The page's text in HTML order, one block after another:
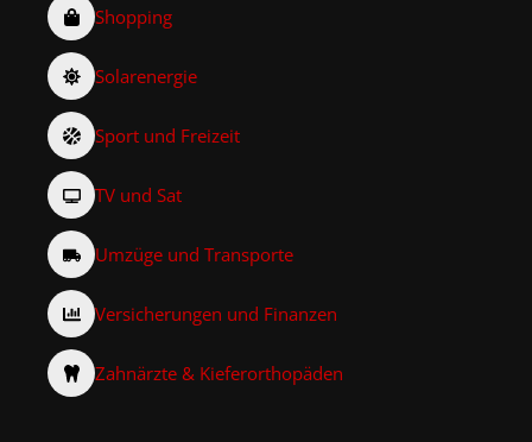
Shopping
Solarenergie
Sport und Freizeit
TV und Sat
Umzüge und Transporte
Versicherungen und Finanzen
Zahnärzte & Kieferorthopäden